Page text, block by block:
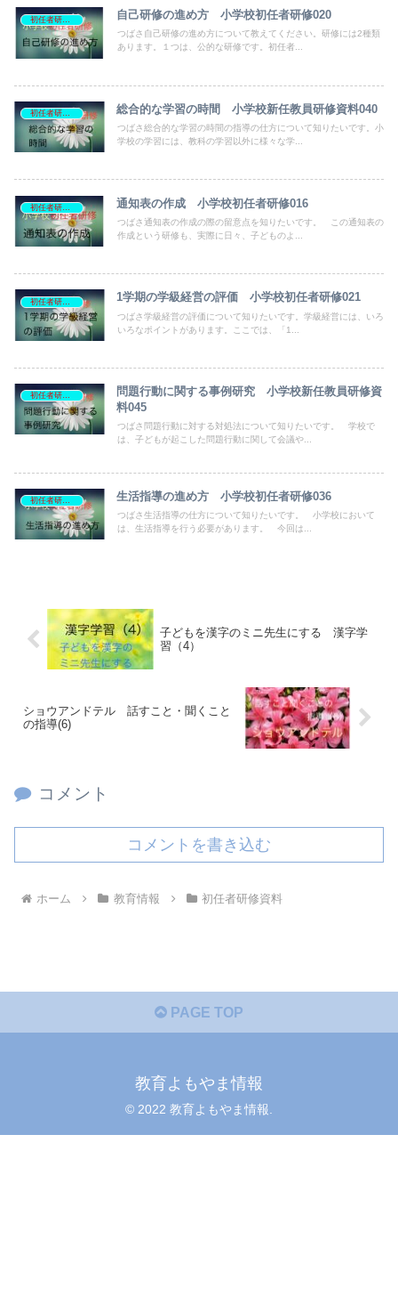
自己研修の進め方 小学校初任者研修020
つばさ自己研修の進め方について教えてください。研修には2種類
あります。１つは、公的な研修です。初任者...
初任者研修資料 総合的な学習の時間 小学校新任教員研修資料040
つばさ総合的な学習の時間の指導の仕方について知りたいです。小
学校の学習には、教科の学習以外に様々な学...
通知表の作成 小学校初任者研修016
つばさ通知表の作成の際の留意点を知りたいです。 この通知表の
作成という研修も、実際に日々、子どものよ...
1学期の学級経営の評価 小学校初任者研修021
つばさ学級経営の評価について知りたいです。学級経営には、いろ
いろなポイントがあります。ここでは、「1...
初任者研修資料
問題行動に関する事例研究 小学校新任教員研修資
料045
つばさ問題行動に対する対処法について知りたいです。 学校で
は、子どもが起こした問題行動に関して会議や...
初任者研修資料 生活指導の進め方 小学校初任者研修036
つばさ生活指導の仕方について知りたいです。 小学校において
は、生活指導を行う必要があります。 今回は...
子どもを漢字のミニ先生にする 漢字学
習（4）
ショウアンドテル 話すこと・聞くこと
の指導(6)
コメント
コメントを書き込む
ホーム 教育情報 初任者研修資料
PAGE TOP
教育よもやま情報
© 2022 教育よもやま情報.